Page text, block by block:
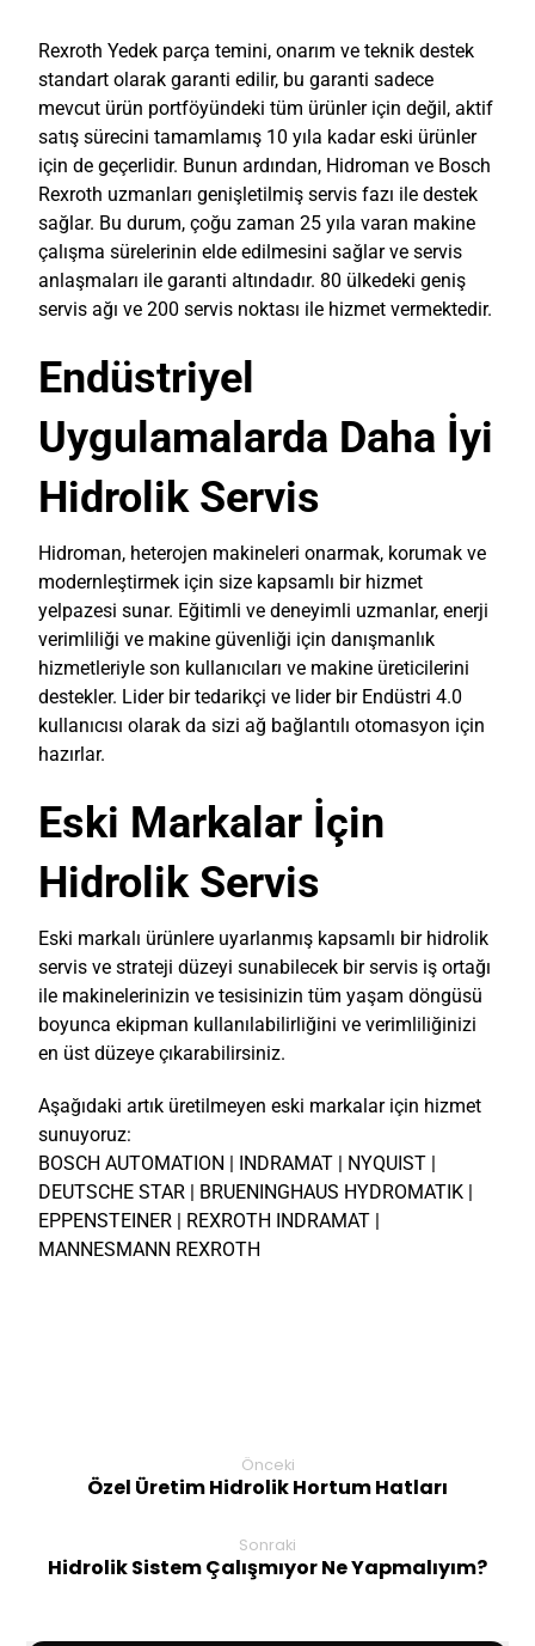
Rexroth Yedek parça temini, onarım ve teknik destek
standart olarak garanti edilir, bu garanti sadece
mevcut ürün portföyündeki tüm ürünler için değil, aktif
satış sürecini tamamlamış 10 yıla kadar eski ürünler
için de geçerlidir. Bunun ardından, Hidroman ve Bosch
Rexroth uzmanları genişletilmiş servis fazı ile destek
sağlar. Bu durum, çoğu zaman 25 yıla varan makine
çalışma sürelerinin elde edilmesini sağlar ve servis
anlaşmaları ile garanti altındadır. 80 ülkedeki geniş
servis ağı ve 200 servis noktası ile hizmet vermektedir.
Endüstriyel
Uygulamalarda Daha İyi
Hidrolik Servis
Hidroman, heterojen makineleri onarmak, korumak ve
modernleştirmek için size kapsamlı bir hizmet
yelpazesi sunar. Eğitimli ve deneyimli uzmanlar, enerji
verimliliği ve makine güvenliği için danışmanlık
hizmetleriyle son kullanıcıları ve makine üreticilerini
destekler. Lider bir tedarikçi ve lider bir Endüstri 4.0
kullanıcısı olarak da sizi ağ bağlantılı otomasyon için
hazırlar.
Eski Markalar İçin
Hidrolik Servis
Eski markalı ürünlere uyarlanmış kapsamlı bir hidrolik
servis ve strateji düzeyi sunabilecek bir servis iş ortağı
ile makinelerinizin ve tesisinizin tüm yaşam döngüsü
boyunca ekipman kullanılabilirliğini ve verimliliğinizi
en üst düzeye çıkarabilirsiniz.
Aşağıdaki artık üretilmeyen eski markalar için hizmet
sunuyoruz:
BOSCH AUTOMATION | INDRAMAT | NYQUIST |
DEUTSCHE STAR | BRUENINGHAUS HYDROMATIK |
EPPENSTEINER | REXROTH INDRAMAT |
MANNESMANN REXROTH
Önceki
Özel Üretim Hidrolik Hortum Hatları
Sonraki
Hidrolik Sistem Çalışmıyor Ne Yapmalıyım?